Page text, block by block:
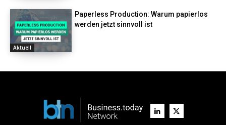
Aktuell
Paperless Production: Warum papierlos
werden jetzt sinnvoll ist